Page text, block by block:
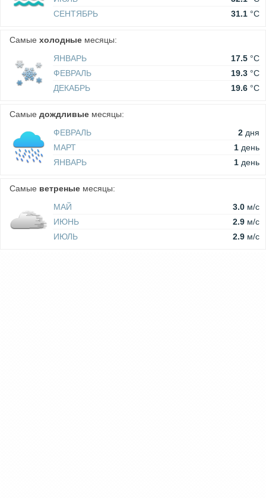
СЕНТЯБРЬ
31.1 °C
Самые холодные месяцы:
ЯНВАРЬ
17.5 °C
ФЕВРАЛЬ
19.3 °C
ДЕКАБРЬ
19.6 °C
Самые дождливые месяцы:
ФЕВРАЛЬ
2 дня
МАРТ
1 день
ЯНВАРЬ
1 день
Самые ветреные месяцы:
МАЙ
3.0 м/c
ИЮНЬ
2.9 м/c
ИЮЛЬ
2.9 м/c